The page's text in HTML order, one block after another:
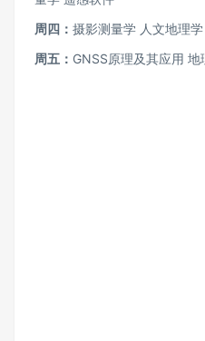
周四： 摄影测量学 人文地理
周五： GNSS原理及其应用